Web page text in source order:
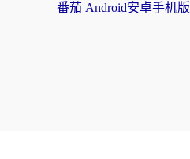
番茄 Android安卓手机版